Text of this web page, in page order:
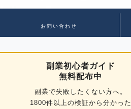
お問い合わせ
副業初心者ガイド
無料配布中
副業で失敗したくない方へ。
1800件以上の検証から分かった